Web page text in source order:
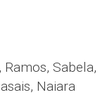
Ramos, Sabela,
Naiara